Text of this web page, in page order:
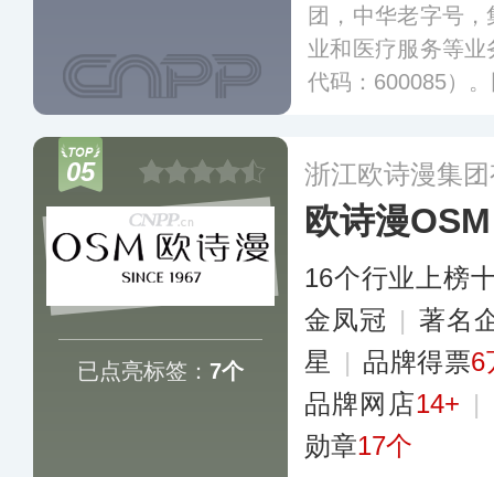
团，中华老字号
业和医疗服务等
代码：600085）
种，涵盖内科、
05
已点亮标签： 7个
浙江欧诗漫集
欧诗漫OSM
16个行业上榜
金凤冠 | 著名
星
| 品牌得票6
品牌网店14+ |
勋章17个